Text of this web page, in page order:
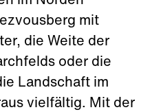
mit
die Weite der
oder die
Landschaft im
vielfältig. Mit der